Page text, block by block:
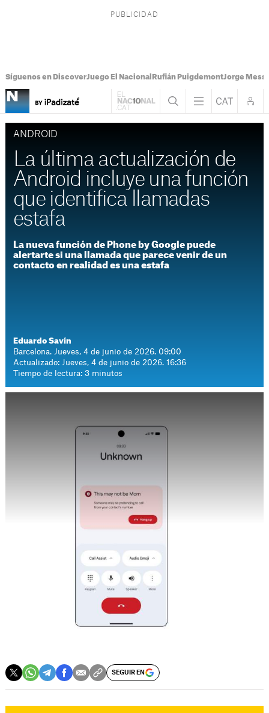
Síguenos en DiscoverJuego El Nacional Rufián PuigdemontJorge Messi
ANDROID
La última actualización de
Android incluye una función
que identifica llamadas
estafa
La nueva función de Phone by Google puede
alertarte si una llamada que parece venir de un
contacto en realidad es una estafa
Eduardo Savín
Barcelona. Jueves, 4 de junio de 2026. 09:00
Actualizado: Jueves, 4 de junio de 2026. 16:36
Tiempo de lectura: 3 minutos
SEGUIR EN